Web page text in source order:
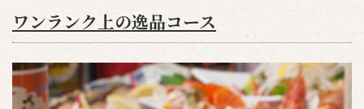
ワンランク上の逸品コース